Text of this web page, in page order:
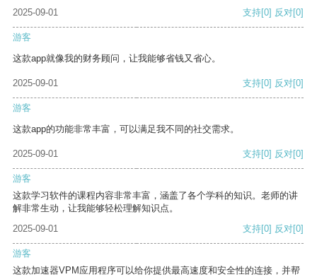
2025-09-01 支持[0] 反对[0]
游客
这款app就像我的财务顾问，让我能够省钱又省心。
2025-09-01 支持[0] 反对[0]
游客
这款app的功能非常丰富，可以满足我不同的社交需求。
2025-09-01 支持[0] 反对[0]
游客
这款学习软件的课程内容非常丰富，涵盖了各个学科的知识。老师的讲
解非常生动，让我能够轻松理解知识点。
2025-09-01
支持[0] 反对[0]
游客
这款加速器VPM应用程序可以给你提供最高速度和安全性的连接，并帮